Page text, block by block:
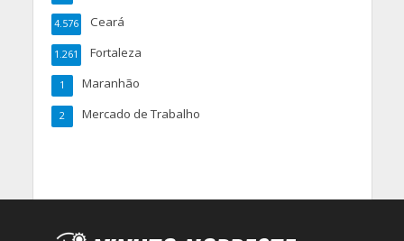
Ceará
4.576
Fortaleza
1.261
Maranhão
1
Mercado de Trabalho
2